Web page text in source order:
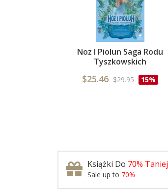
Noz I Piolun Saga Rodu
Tyszkowskich
$25.46 $29.95 15%
Książki Do 70% Taniej
Sale up to 70%